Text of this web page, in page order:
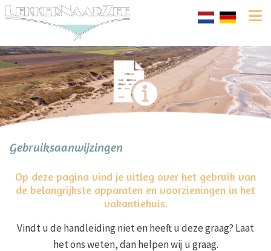
Gebruiksaanwijzingen
Op deze pagina vind je uitleg over het gebruik van
de belangrijkste apparaten en voorzieningen in het
vakantiehuis.
Vindt u de handleiding niet en heeft u deze graag? Laat
het ons weten, dan helpen wij u graag.